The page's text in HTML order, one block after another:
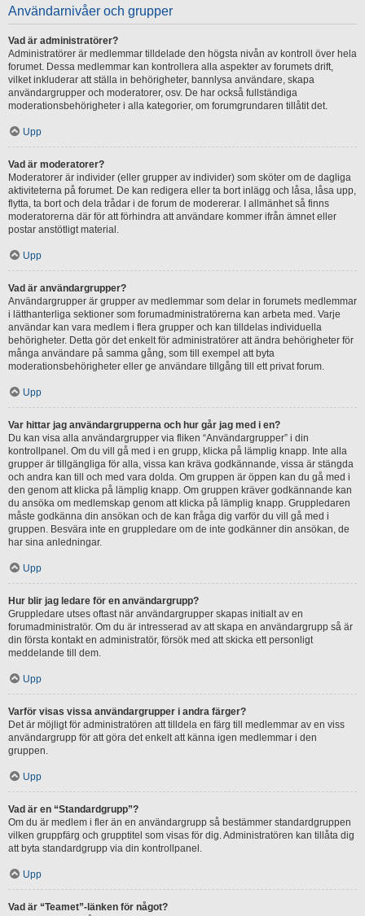
Användarnivåer och grupper
Vad är administratörer?
Administratörer är medlemmar tilldelade den högsta nivån av kontroll över hela
forumet. Dessa medlemmar kan kontrollera alla aspekter av forumets drift,
vilket inkluderar att ställa in behörigheter, bannlysa användare, skapa
användargrupper och moderatorer, osv. De har också fullständiga
moderationsbehörigheter i alla kategorier, om forumgrundaren tillåtit det.
Upp
Vad är moderatorer?
Moderatorer är individer (eller grupper av individer) som sköter om de dagliga
aktiviteterna på forumet. De kan redigera eller ta bort inlägg och låsa, låsa upp,
flytta, ta bort och dela trådar i de forum de modererar. I allmänhet så finns
moderatorerna där för att förhindra att användare kommer ifrån ämnet eller
postar anstötligt material.
Upp
Vad är användargrupper?
Användargrupper är grupper av medlemmar som delar in forumets medlemmar
i lätthanterliga sektioner som forumadministratörerna kan arbeta med. Varje
användar kan vara medlem i flera grupper och kan tilldelas individuella
behörigheter. Detta gör det enkelt för administratörer att ändra behörigheter för
många användare på samma gång, som till exempel att byta
moderationsbehörigheter eller ge användare tillgång till ett privat forum.
Upp
Var hittar jag användargrupperna och hur går jag med i en?
Du kan visa alla användargrupper via fliken “Användargrupper” i din
kontrollpanel. Om du vill gå med i en grupp, klicka på lämplig knapp. Inte alla
grupper är tillgängliga för alla, vissa kan kräva godkännande, vissa är stängda
och andra kan till och med vara dolda. Om gruppen är öppen kan du gå med i
den genom att klicka på lämplig knapp. Om gruppen kräver godkännande kan
du ansöka om medlemskap genom att klicka på lämplig knapp. Gruppledaren
måste godkänna din ansökan och de kan fråga dig varför du vill gå med i
gruppen. Besvära inte en gruppledare om de inte godkänner din ansökan, de
har sina anledningar.
Upp
Hur blir jag ledare för en användargrupp?
Gruppledare utses oftast när användargrupper skapas initialt av en
forumadministratör. Om du är intresserad av att skapa en användargrupp så är
din första kontakt en administratör, försök med att skicka ett personligt
meddelande till dem.
Upp
Varför visas vissa användargrupper i andra färger?
Det är möjligt för administratören att tilldela en färg till medlemmar av en viss
användargrupp för att göra det enkelt att känna igen medlemmar i den
gruppen.
Upp
Vad är en “Standardgrupp”?
Om du är medlem i fler än en användargrupp så bestämmer standardgruppen
vilken gruppfärg och grupptitel som visas för dig. Administratören kan tillåta dig
att byta standardgrupp via din kontrollpanel.
Upp
Vad är “Teamet”-länken för något?